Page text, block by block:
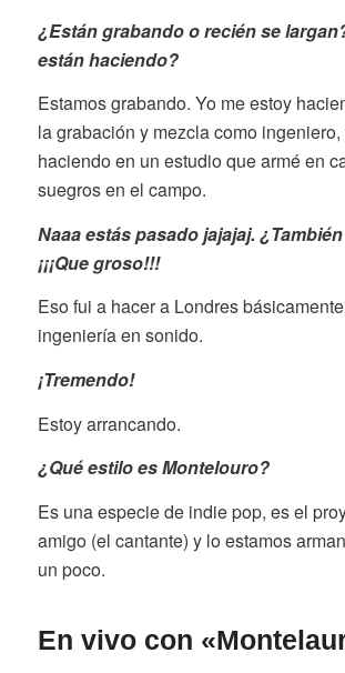
¿Están grabando o recién se
están haciendo?
Estamos grabando. Yo me estoy
la grabación y mezcla como
haciendo en un estudio que armé en
suegros en el campo.
Naaa estás pasado jajajaj.
¡¡¡Que groso!!!
Eso fui a hacer a Londres
ingeniería en sonido.
¡Tremendo!
Estoy arrancando.
¿Qué estilo es Montelouro?
Es una especie de indie pop, es el
amigo (el cantante) y lo estamos
un poco.
En vivo con